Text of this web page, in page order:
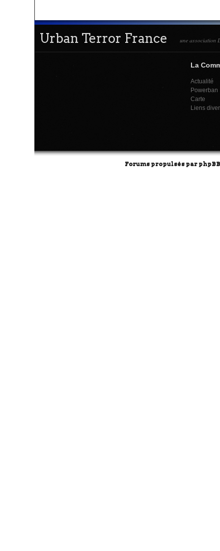
Urban Terror France une association
La
Actualité
Powerban
Carte
Liens
Forums propulsés par phpBB